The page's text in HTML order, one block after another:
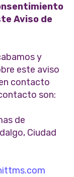
Aviso de
y
este aviso
contacto
son:
de
Ciudad